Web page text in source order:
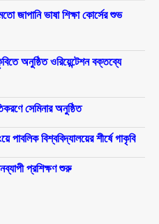
জাপানি ভাষা শিক্ষা কোর্সের শুভ
অনুষ্ঠিত ওরিয়েন্টেশন বক্তব্যে
সেমিনার অনুষ্ঠিত
পাবলিক বিশ্ববিদ্যালয়ের শীর্ষে গাকৃবি
প্রশিক্ষণ শুরু